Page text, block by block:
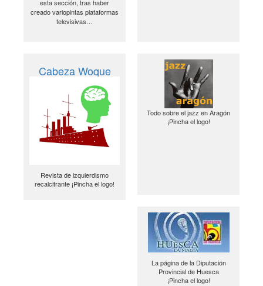
esta sección, tras haber
creado variopintas plataformas
televisivas…
Cabeza Woque
Revista de izquierdismo
recalcitrante ¡Pincha el logo!
Todo sobre el jazz en Aragón
¡Pincha el logo!
La página de la Diputación
Provincial de Huesca
¡Pincha el logo!